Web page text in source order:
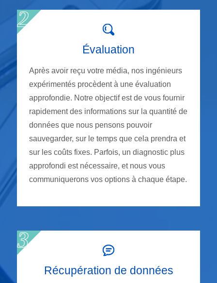
Évaluation
Après avoir reçu votre média, nos ingénieurs
expérimentés procèdent à une évaluation
approfondie. Notre objectif est de vous fournir
rapidement des informations sur la quantité de
données que nous pensons pouvoir
sauvegarder, sur le temps que cela prendra et
sur les coûts fixes. Parfois, un diagnostic plus
approfondi est nécessaire, et nous vous
communiquerons vos options à chaque étape.
Récupération de données